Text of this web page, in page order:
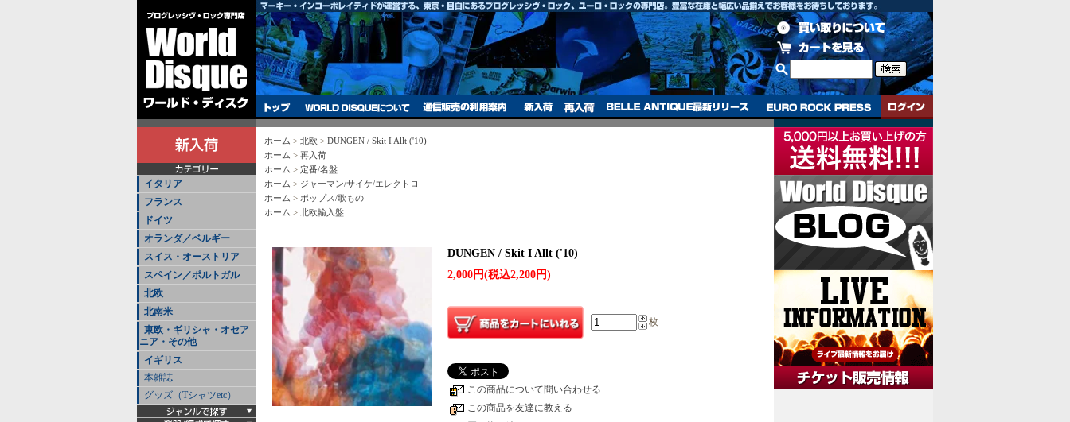
イタリア
フランス
ドイツ
オランダ／ベルギー
スイス・オーストリア
スペイン／ポルトガル
北欧
北南米
東欧・ギリシャ・オセア
ニア・その他
イギリス
本雑誌
グッズ（Tシャツetc）
ホーム > 北欧 > DUNGEN / Skit I Allt ('10)
ホーム > 再入荷
ホーム > 定番/名盤
ホーム > ジャーマン/サイケ/エレクトロ
ホーム > ポップス/歌もの
ホーム > 北欧輸入盤
DUNGEN / Skit I Allt ('10)
2,000円(税込2,200円)
枚
この商品について問い合わせる
この商品を友達に教える